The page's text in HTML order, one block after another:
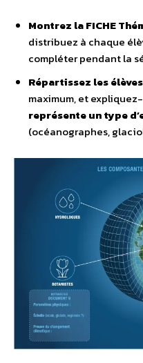
Montrez la FICHE
distribuez à chaque
compléter pendant la
Répartissez les
maximum, et
représente un type
(océanographes,